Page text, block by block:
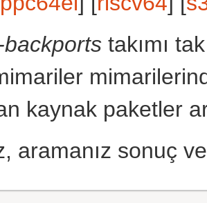
takımı
kaynak paketler
aramanız sonuç